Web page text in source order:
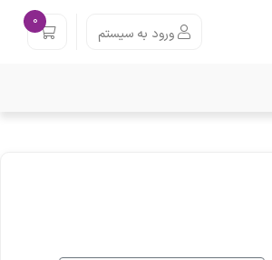
ورود به سیستم
0